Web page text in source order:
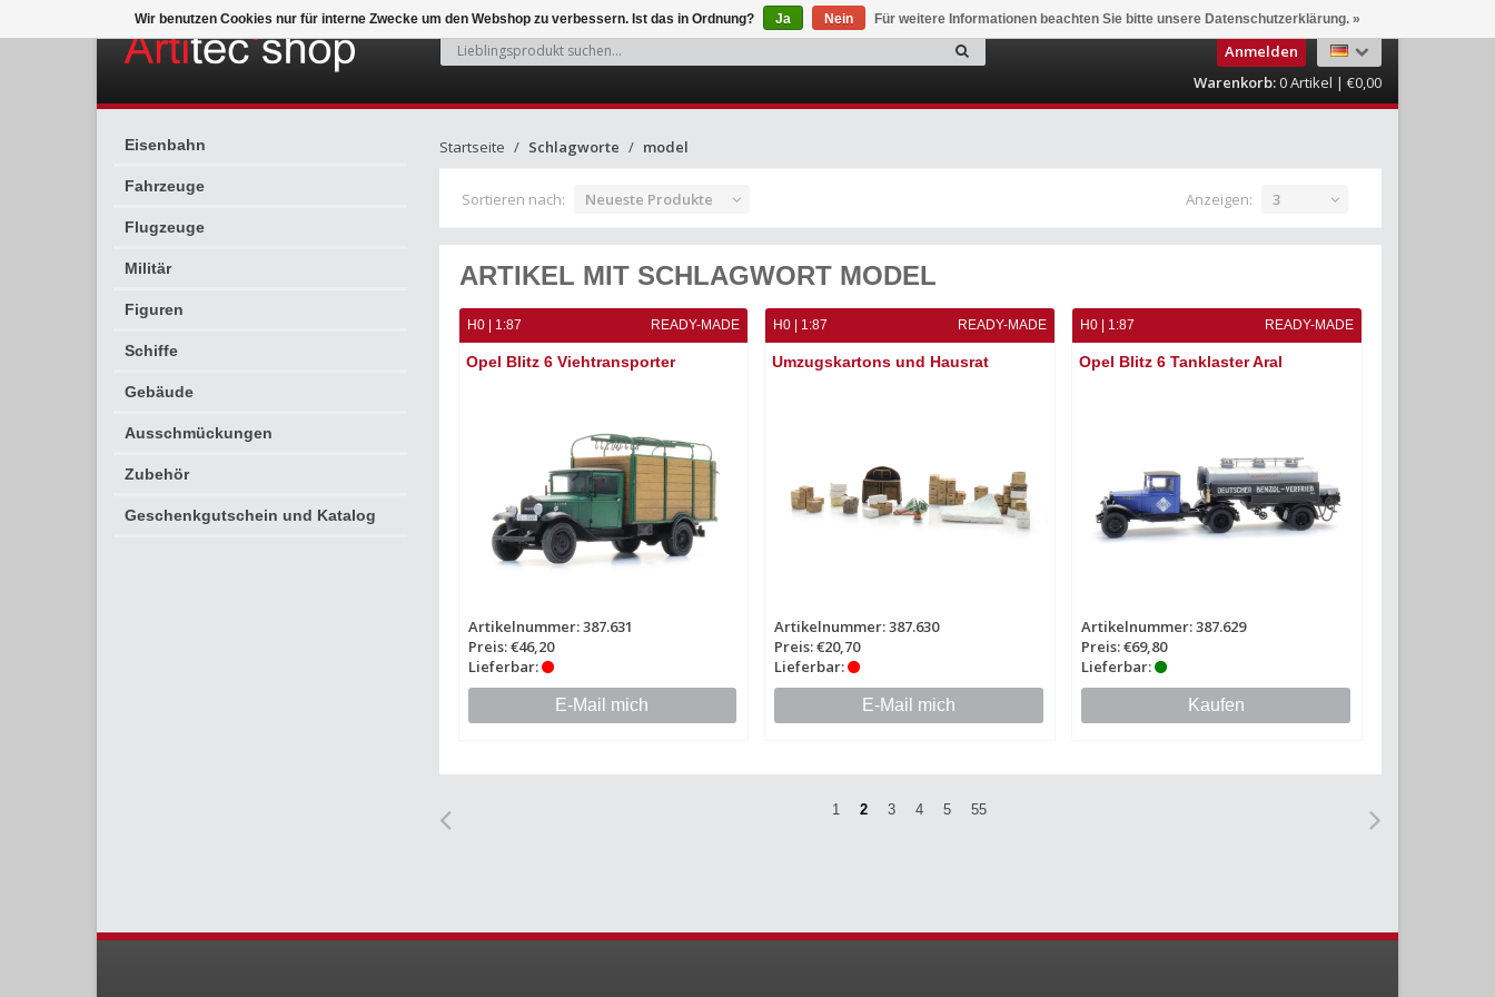
Anmelden
Warenkorb:0Artikel | €0,00
Eisenbahn
Fahrzeuge
Flugzeuge
Militär
Figuren
Schiffe
Gebäude
Ausschmückungen
Zubehör
Geschenkgutschein und Katalog
Startseite Schlagworte model
Sortieren nach: Neueste Produkte Anzeigen: 3
ARTIKEL MIT SCHLAGWORT MODEL
H0 | 1:87 READY-MADE
Opel Blitz 6 Viehtransporter
Artikelnummer: 387.631
Preis: €46,20
Lieferbar:
E-Mail mich
H0 | 1:87 READY-MADE
Umzugskartons und Hausrat
Artikelnummer: 387.630
Preis: €20,70
Lieferbar:
E-Mail mich
H0 | 1:87 READY-MADE
Opel Blitz 6 Tanklaster Aral
Artikelnummer: 387.629
Preis: €69,80
Lieferbar:
Kaufen
1 2 3 4 5 55
Wir benutzen Cookies nur für interne Zwecke um den Webshop zu verbessern. Ist das in Ordnung? Ja Nein Für weitere Informationen beachten Sie bitte unsere Datenschutzerklärung. »